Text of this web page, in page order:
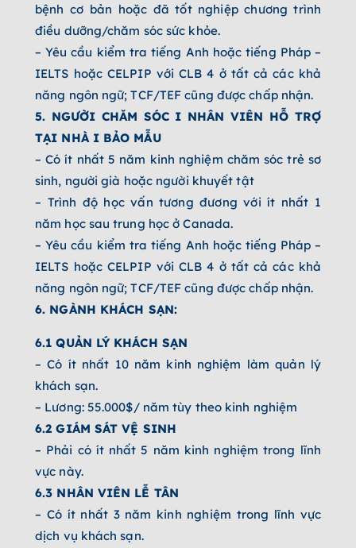
bệnh cơ bản hoặc đã tốt nghiệp chương trình
điều dưỡng/chăm sóc sức khỏe.
– Yêu cầu kiểm tra tiếng Anh hoặc tiếng Pháp –
IELTS hoặc CELPIP với CLB 4 ở tất cả các khả
năng ngôn ngữ; TCF/TEF cũng được chấp nhận.
5. NGƯỜI CHĂM SÓC I NHÂN VIÊN HỖ TRỢ
TẠI NHÀ I BẢO MẪU
– Có ít nhất 5 năm kinh nghiệm chăm sóc trẻ sơ
sinh, người già hoặc người khuyết tật
– Trình độ học vấn tương đương với ít nhất 1
năm học sau trung học ở Canada.
– Yêu cầu kiểm tra tiếng Anh hoặc tiếng Pháp –
IELTS hoặc CELPIP với CLB 4 ở tất cả các khả
năng ngôn ngữ; TCF/TEF cũng được chấp nhận.
6. NGÀNH KHÁCH SẠN:
6.1 QUẢN LÝ KHÁCH SẠN
– Có ít nhất 10 năm kinh nghiệm làm quản lý
khách sạn.
– Lương: 55.000$/ năm tùy theo kinh nghiệm
6.2 GIÁM SÁT VỆ SINH
– Phải có ít nhất 5 năm kinh nghiệm trong lĩnh
vực này.
6.3 NHÂN VIÊN LỄ TÂN
– Có ít nhất 3 năm kinh nghiệm trong lĩnh vực
dịch vụ khách sạn.